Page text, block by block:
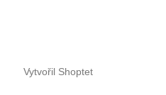
Vytvořil Shoptet